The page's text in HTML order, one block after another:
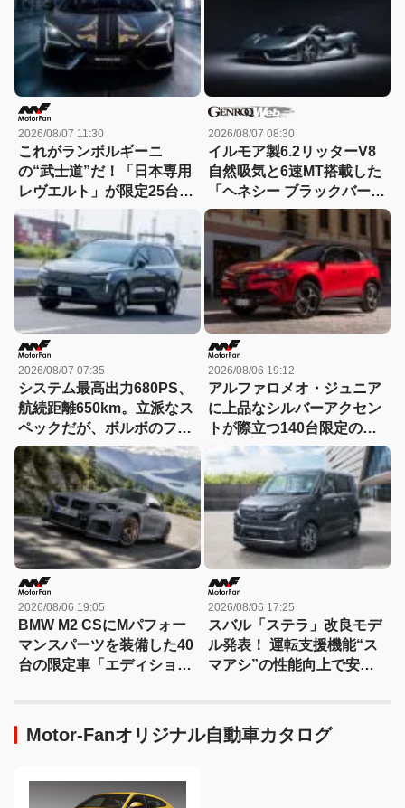
2026/08/07 11:30
これがランボルギーニ
の“武士道”だ！「日本専用
レヴエルト」が限定25台で
誕生!! その理由とは……？
2026/08/07 08:30
イルモア製6.2リッターV8
自然吸気と6速MT搭載した
「ヘネシー ブラックバー
ド」がデビュー【動画】
2026/08/07 07:35
システム最高出力680PS、
航続距離650km。立派なス
ペックだが、ボルボのフラ
ッグシップSUVの本当の魅
力は数字以外にあった！
【ボルボEX90試乗】
2026/08/06 19:12
アルファロメオ・ジュニア
に上品なシルバーアクセン
トが際立つ140台限定の
「スポルト スペチアーレ」
が登場！
2026/08/06 19:05
BMW M2 CSにMパフォー
マンスパーツを装備した40
台の限定車「エディショ
2026/08/06 17:25
スバル「ステラ」改良モデ
ル発表！ 運転支援機能“ス
マアシ”の性能向上で安心
Motor-Fanオリジナル自動車カタログ